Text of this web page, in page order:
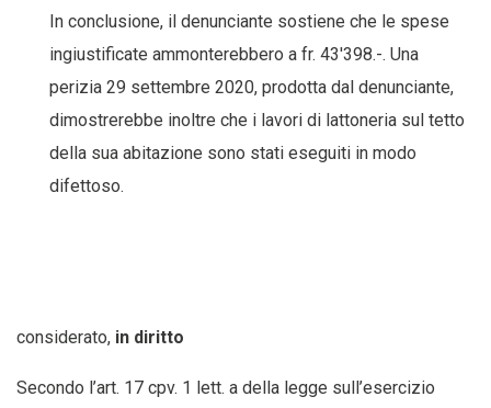
In conclusione, il denunciante sostiene che le spese
ingiustificate ammonterebbero a fr. 43'398.-. Una
perizia 29 settembre 2020, prodotta dal denunciante,
dimostrerebbe inoltre che i lavori di lattoneria sul tetto
della sua abitazione sono stati eseguiti in modo
difettoso.
considerato, in diritto
Secondo l’art. 17 cpv. 1 lett. a della legge sull’esercizio